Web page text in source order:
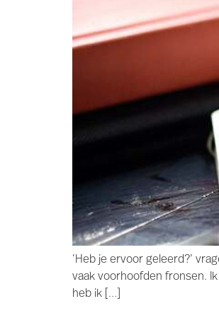
‘Heb je ervoor geleerd?’
vaak voorhoofden fronsen.
heb ik […]